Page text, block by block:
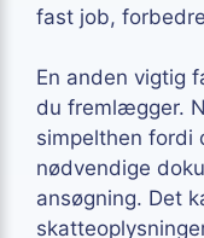
fast job,
En anden vigtig
du fremlægger.
simpelthen fordi
nødvendige
ansøgning. Det